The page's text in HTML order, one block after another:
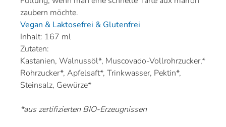
zaubern möchte.
Vegan & Laktosefrei & Glutenfrei
Inhalt: 167 ml
Zutaten:
Kastanien, Walnussöl*, Muscovado-Vollrohrzucker,*
Rohrzucker*, Apfelsaft*, Trinkwasser, Pektin*,
Steinsalz, Gewürze*
*aus zertifizierten BIO-Erzeugnissen